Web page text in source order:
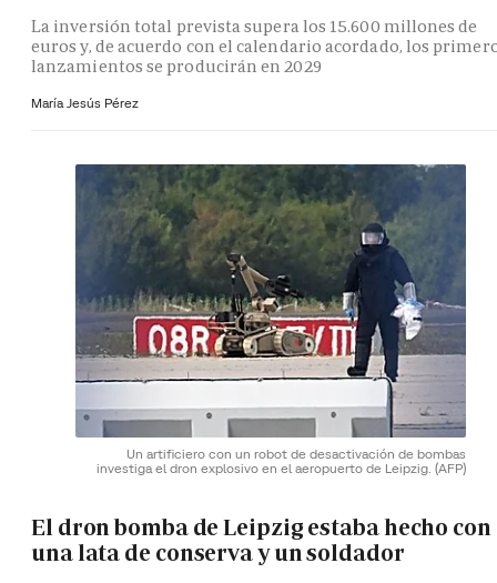
La inversión total prevista supera los 15.600 millones de
euros y, de acuerdo con el calendario acordado, los
lanzamientos se producirán en 2029
María Jesús Pérez
Un artificiero con un robot de desactivación de bombas
investiga el dron explosivo en el aeropuerto de Leipzig. (AFP)
El dron bomba de Leipzig estaba hecho con
una lata de conserva y un soldador